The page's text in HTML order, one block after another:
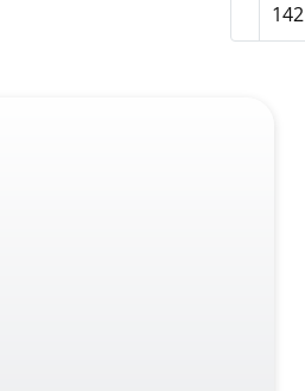
142